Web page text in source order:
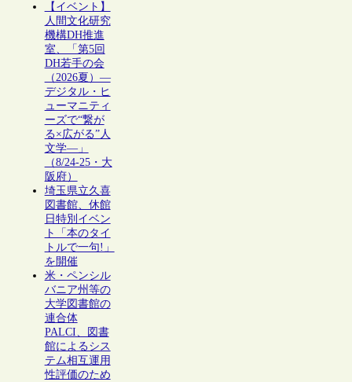
【イベント】
人間文化研究
機構DH推進
室、「第5回
DH若手の会
（2026夏）―
デジタル・ヒ
ューマニティ
ーズで“繋が
る×広がる”人
文学―」
（8/24-25・大
阪府）
埼玉県立久喜
図書館、休館
日特別イベン
ト「本のタイ
トルで一句!」
を開催
米・ペンシル
バニア州等の
大学図書館の
連合体
PALCI、図書
館によるシス
テム相互運用
性評価のため